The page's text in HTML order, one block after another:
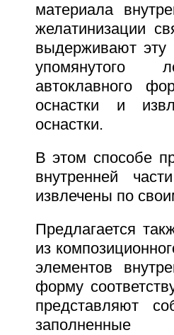
материала
желатинизации
выдерживают эту
упомянутого
автоклавного
оснастки и
оснастки.
В этом способе
внутренней
извлечены по
Предлагается
из
элементов
форму
представляют
заполненные